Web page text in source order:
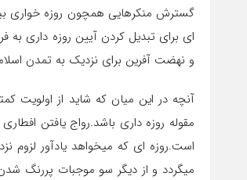
گسترش منکرهایی همچون روزه خواری
ای برای تبدیل کردن آیین روزه داری
و نهضت آفرین برای نزدیک به تمدن
آنچه در این میان که شاید از اولویت
مقوله روزه داری باشد.رواج یافتن
است.روزه ای که میخواهد یادآور لزوم
میگردد و از دیگر سو موجبات پررنگ